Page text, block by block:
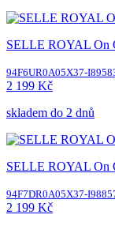
SELLE ROYAL On
94F6UR0A05X37-
2 199 Kč
skladem do 2 dnů
SELLE ROYAL On
94F7DR0A05X37-
2 199 Kč